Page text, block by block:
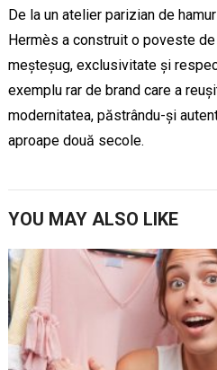
De la un atelier parizian de
Hermès a construit o poveste
meșteșug, exclusivitate și
exemplu rar de brand care a
modernitatea, păstrându-și
aproape două secole.
YOU MAY ALSO LIKE